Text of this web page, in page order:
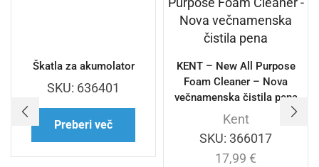
Škatla za akumolator
SKU: 636401
Preberi več
KENT – New All Purpose
Foam Cleaner – Nova
večnamenska čistila pena
Kent
SKU: 366017
17,99 €